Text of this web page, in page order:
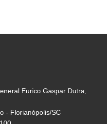
Eurico Gaspar Dutra,
- Florianópolis/SC